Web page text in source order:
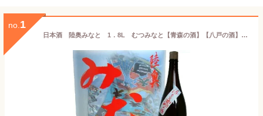
no. 1
日本酒 陸奥みなと 1．8L むつみなと【青森の酒】【八戸の酒】飲み飽きない淡麗な味わい